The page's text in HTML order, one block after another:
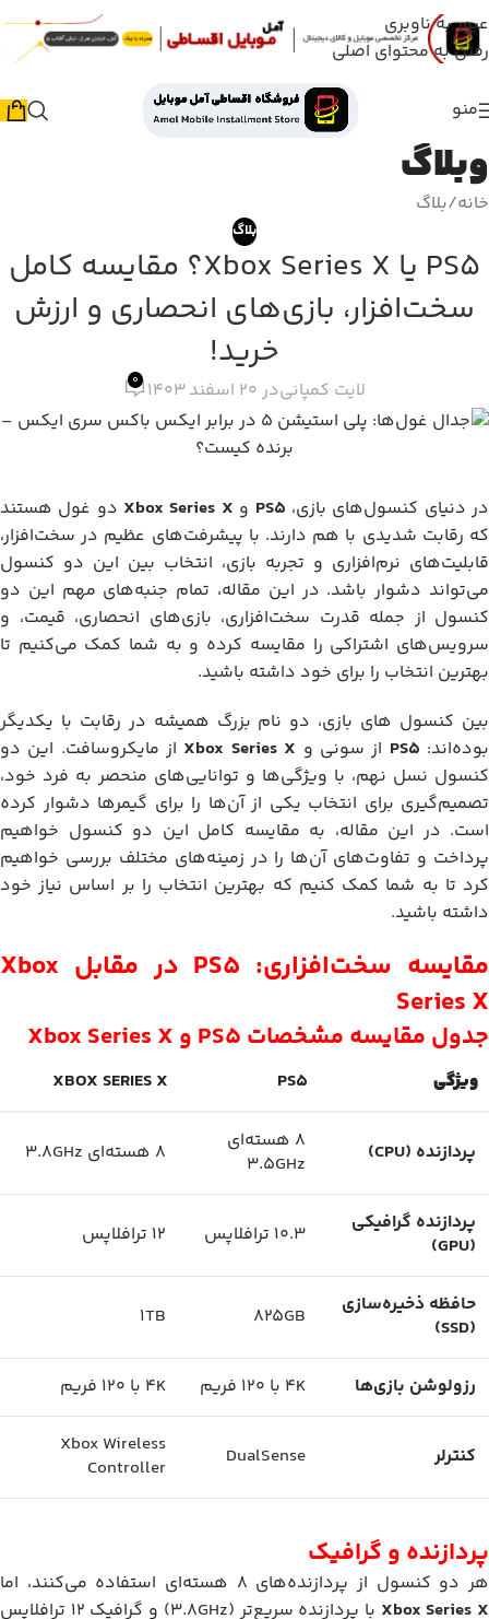
عبور به ناوبری
رفتن به محتوای اصلی
منو
وبلاگ
خانه بلاگ
بلاگ
PS5 یا Xbox Series X؟ مقایسه کامل
سخت‌افزار، بازی‌های انحصاری و ارزش
خرید!
لایت کمپانیدر 20 اسفند 1403 0
در دنیای کنسول‌های بازی، PS5 و Xbox Series X دو غول هستند
که رقابت شدیدی با هم دارند. با پیشرفت‌های عظیم در سخت‌افزار،
قابلیت‌های نرم‌افزاری و تجربه بازی، انتخاب بین این دو کنسول
می‌تواند دشوار باشد. در این مقاله، تمام جنبه‌های مهم این دو
کنسول از جمله قدرت سخت‌افزاری، بازی‌های انحصاری، قیمت، و
سرویس‌های اشتراکی را مقایسه کرده و به شما کمک می‌کنیم تا
بهترین انتخاب را برای خود داشته باشید.
بین کنسول های بازی، دو نام بزرگ همیشه در رقابت با یکدیگر
بوده‌اند: PS5 از سونی و Xbox Series X از مایکروسافت. این دو
کنسول نسل نهم، با ویژگی‌ها و توانایی‌های منحصر به فرد خود،
تصمیم‌گیری برای انتخاب یکی از آن‌ها را برای گیمرها دشوار کرده
است. در این مقاله، به مقایسه کامل این دو کنسول خواهیم
پرداخت و تفاوت‌های آن‌ها را در زمینه‌های مختلف بررسی خواهیم
کرد تا به شما کمک کنیم که بهترین انتخاب را بر اساس نیاز خود
داشته باشید.
مقایسه سخت‌افزاری: PS5 در مقابل Xbox
Series X
جدول مقایسه مشخصات PS5 و Xbox Series X
ویژگی PS5
XBOX SERIES X
پردازنده (CPU)
8 هسته‌ای
3.5GHz
8 هسته‌ای 3.8GHz
پردازنده گرافیکی
(GPU)
10.3 ترافلاپس 12 ترافلاپس
حافظه ذخیره‌سازی
(SSD)
825GB
1TB
رزولوشن بازی‌ها 4K با 120 فریم 4K با 120 فریم
کنترلر DualSense
Xbox Wireless
Controller
پردازنده و گرافیک
هر دو کنسول از پردازنده‌های 8 هسته‌ای استفاده می‌کنند، اما
Xbox Series X
با پردازنده سریع‌تر (3.8GHz) و گرافیک 12 ترافلاپس